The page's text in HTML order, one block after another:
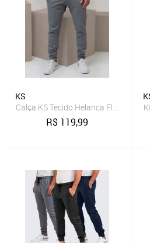
KS
Calça KS Tecido Helanca Flanelada
R$ 119,99